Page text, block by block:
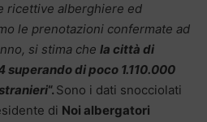
ricettive alberghiere ed
le prenotazioni confermate ad
si stima che la città di
superando di poco 1.110.000
“. Sono i dati snocciolati
di Noi albergatori